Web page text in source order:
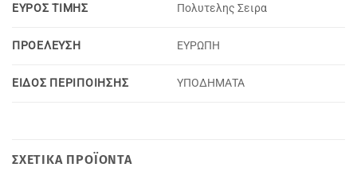
ΕΥΡΟΣ ΤΙΜΗΣ Πολυτελης Σειρα
ΠΡΟΕΛΕΥΣΗ ΕΥΡΩΠΗ
ΕΙΔΟΣ ΠΕΡΙΠΟΙΗΣΗΣ ΥΠΟΔΗΜΑΤΑ
ΣΧΕΤΙΚΆ ΠΡΟΪΌΝΤΑ